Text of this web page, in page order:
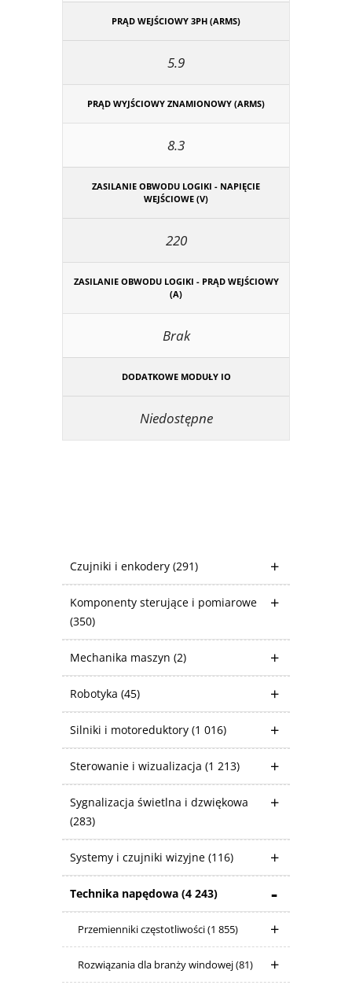
Czujniki i enkodery (291)
Komponenty sterujące i pomiarowe
(350)
Mechanika maszyn (2)
Robotyka (45)
Silniki i motoreduktory (1 016)
Sterowanie i wizualizacja (1 213)
Sygnalizacja świetlna i dzwiękowa
(283)
Systemy i czujniki wizyjne (116)
Technika napędowa (4 243)
Przemienniki częstotliwości(1 855)
Rozwiązania dla branży windowej(81)
PRĄD WEJŚCIOWY 3PH (ARMS)
5.9
PRĄD WYJŚCIOWY ZNAMIONOWY (ARMS)
8.3
ZASILANIE OBWODU LOGIKI - NAPIĘCIE
WEJŚCIOWE (V)
220
ZASILANIE OBWODU LOGIKI - PRĄD WEJŚCIOWY
(A)
Brak
DODATKOWE MODUŁY IO
Niedostępne